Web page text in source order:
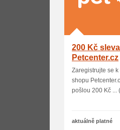
200 Kč
Petcenter.cz
Zaregistrujte se
shopu
pošlou 200 Kč ... (
aktuálně platné